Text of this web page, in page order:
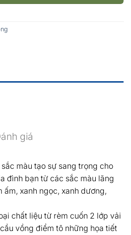
giá
màu tạo sự sang trọng cho
đình bạn từ các sắc màu lãng
ấm, xanh ngọc, xanh dương,
chất liệu từ rèm cuốn 2 lớp vải
vồng điểm tô những họa tiết